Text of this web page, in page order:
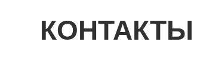
КОНТАКТЫ